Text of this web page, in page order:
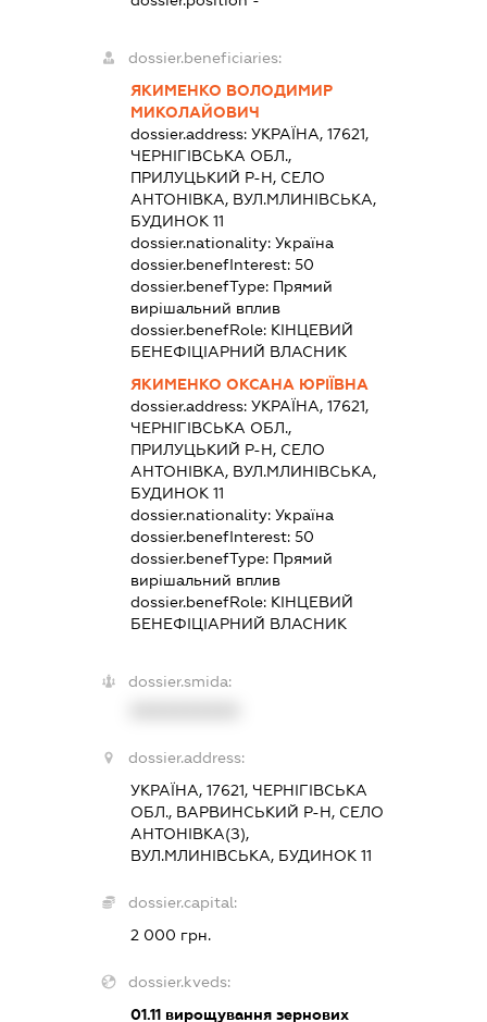
dossier.beneficiaries:
ЯКИМЕНКО ВОЛОДИМИР
МИКОЛАЙОВИЧ
dossier.address:УКРАЇНА, 17621,
ЧЕРНІГІВСЬКА ОБЛ.,
ПРИЛУЦЬКИЙ Р-Н, СЕЛО
АНТОНІВКА, ВУЛ.МЛИНІВСЬКА,
БУДИНОК 11
dossier.nationality:Україна
dossier.benefInterest:50
dossier.benefType: Прямий
вирішальний вплив
dossier.benefRole: КІНЦЕВИЙ
БЕНЕФІЦІАРНИЙ ВЛАСНИК
ЯКИМЕНКО ОКСАНА ЮРІЇВНА
dossier.address:УКРАЇНА, 17621,
ЧЕРНІГІВСЬКА ОБЛ.,
ПРИЛУЦЬКИЙ Р-Н, СЕЛО
АНТОНІВКА, ВУЛ.МЛИНІВСЬКА,
БУДИНОК 11
dossier.nationality:Україна
dossier.benefInterest:50
dossier.benefType: Прямий
вирішальний вплив
dossier.benefRole: КІНЦЕВИЙ
БЕНЕФІЦІАРНИЙ ВЛАСНИК
dossier.smida:
dossier.address:
УКРАЇНА, 17621, ЧЕРНІГІВСЬКА
ОБЛ., ВАРВИНСЬКИЙ Р-Н, СЕЛО
АНТОНІВКА(З),
ВУЛ.МЛИНІВСЬКА, БУДИНОК 11
dossier.capital:
2 000 грн.
dossier.kveds:
01.11 вирощування зернових